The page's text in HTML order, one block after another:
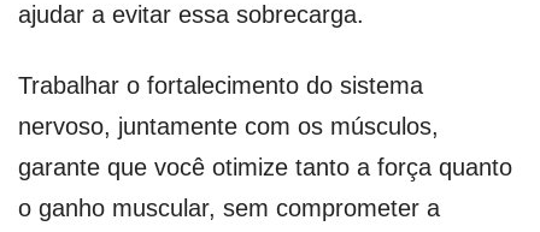
ajudar a evitar essa sobrecarga.
Trabalhar o fortalecimento do sistema
nervoso, juntamente com os músculos,
garante que você otimize tanto a força quanto
o ganho muscular, sem comprometer a